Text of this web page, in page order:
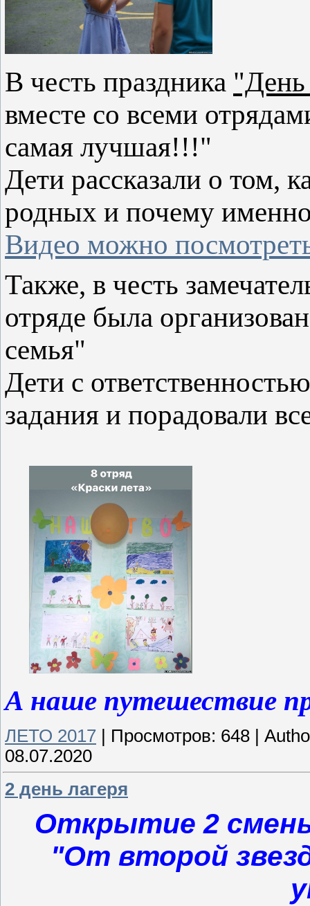
В честь праздника "День
вместе со всеми
самая лучшая!!!"
Дети рассказали о том,
родных и почему
Видео можно
Также, в честь
отряде была
семья"
Дети с
задания и порадовали
А наше путешествие
ЛЕТО 2017 Просмотров: 648
08.07.2020
2 день лагеря
Открытие 2
"От второй